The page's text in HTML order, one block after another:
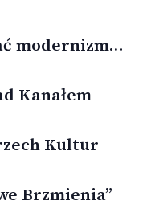
modernizm…
Kanałem
Kultur
Brzmienia”